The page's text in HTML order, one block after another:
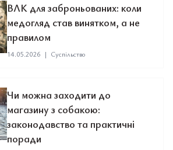
ВЛК для заброньованих: коли
медогляд став винятком, а не
правилом
14.05.2026 | Суспільство
Чи можна заходити до
магазину з собакою:
законодавство та практичні
поради